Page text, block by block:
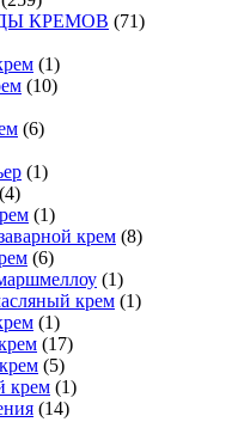
КРЕМОВ (71)
(1)
(10)
(6)
(1)
(4)
(1)
крем (8)
(6)
(1)
крем (1)
(1)
(17)
(5)
крем (1)
(14)